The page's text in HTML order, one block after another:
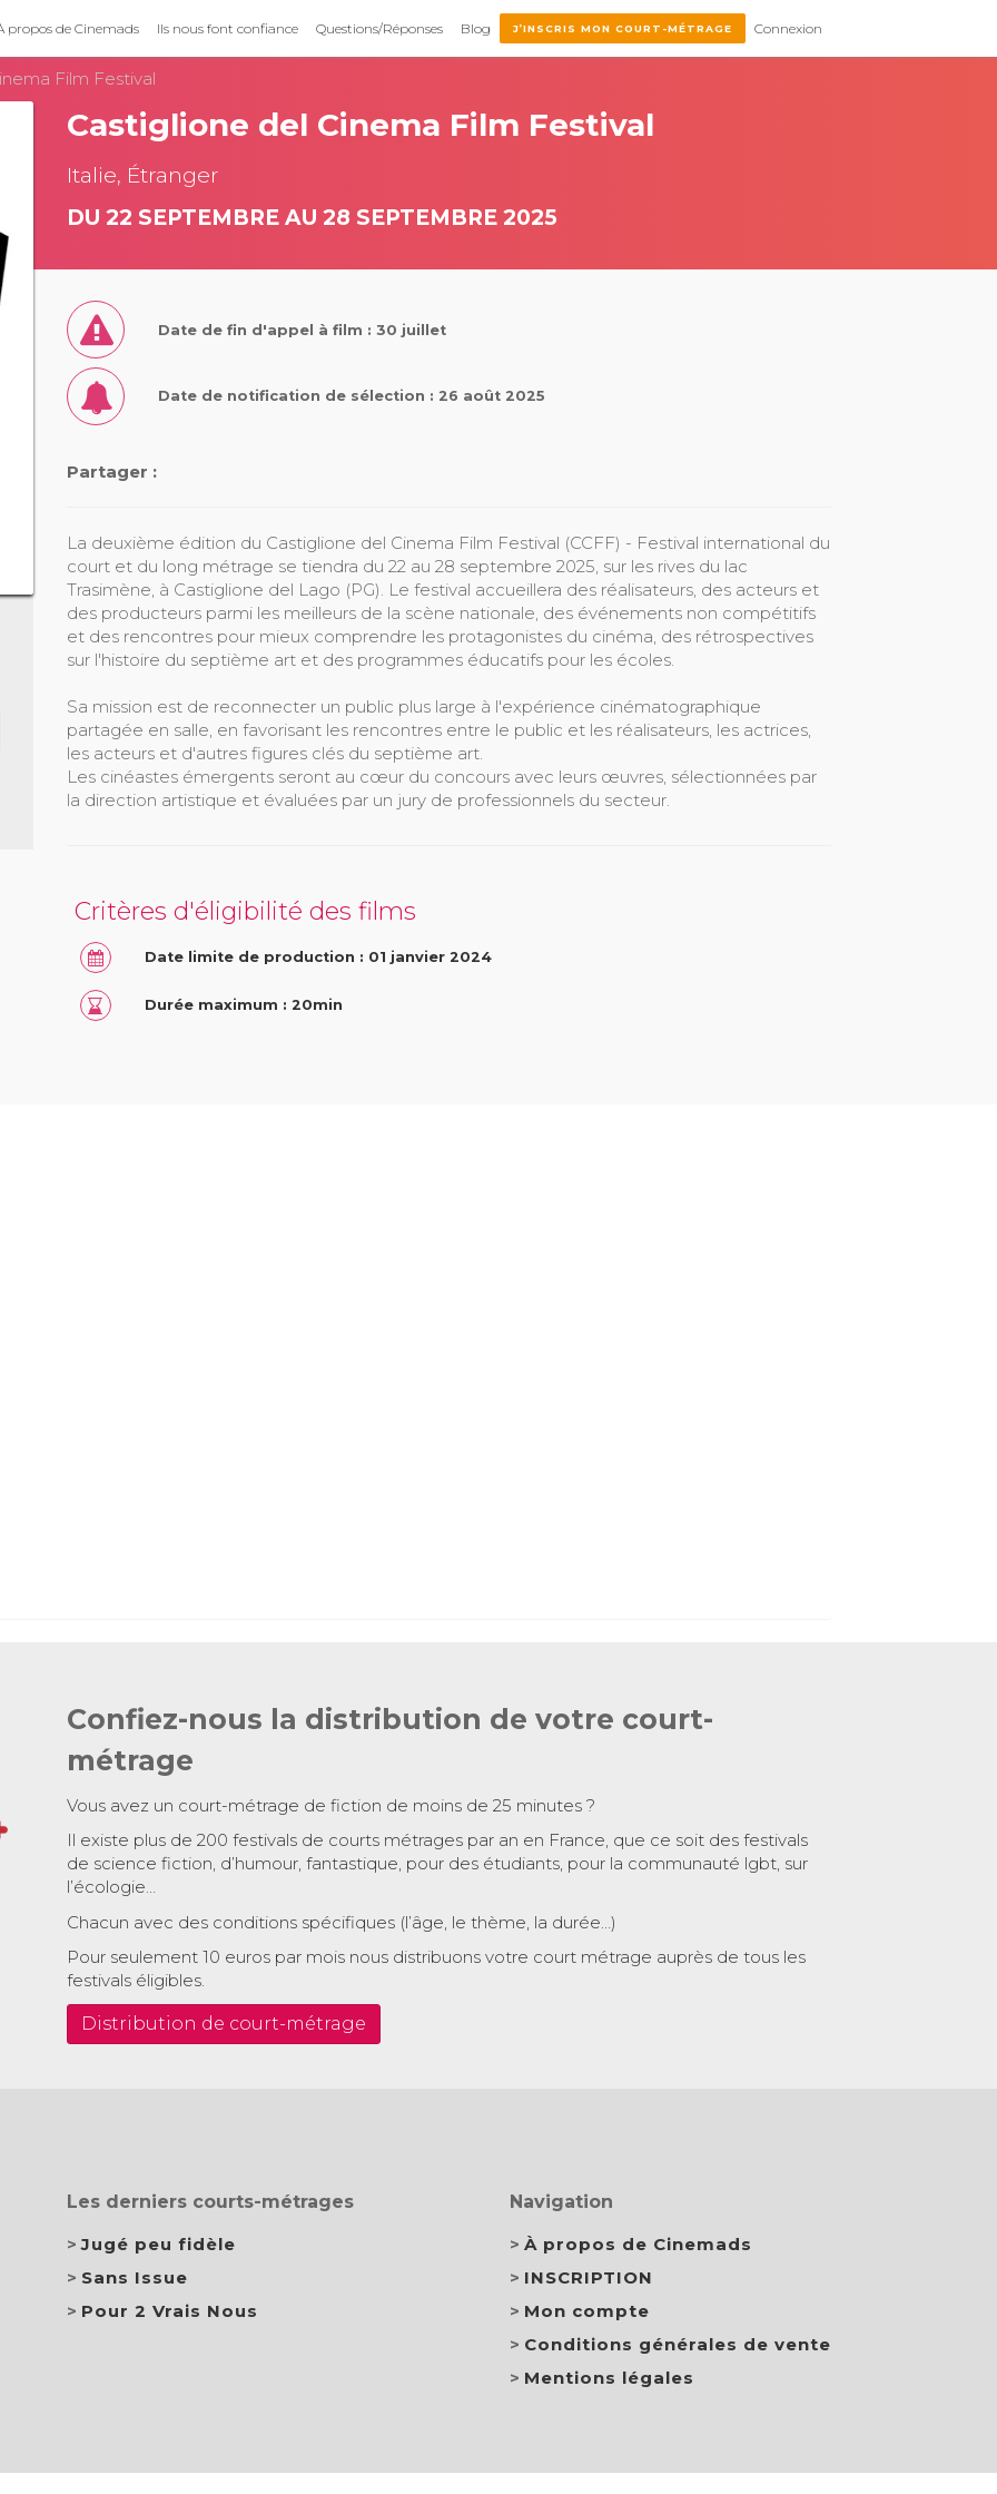
propos de Cinemads Ils nous font confiance Questions/Réponses Blog J’INSCRIS MON COURT-MÉTRAGE Connexion
Film Festival
Castiglione del Cinema Film Festival
Italie, Étranger
DU 22 SEPTEMBRE AU 28 SEPTEMBRE 2025
Date de fin d'appel à film : 30 juillet
Date de notification de sélection : 26 août 2025
Partager :
La deuxième édition du Castiglione del Cinema Film Festival (CCFF) - Festival international du
court et du long métrage se tiendra du 22 au 28 septembre 2025, sur les rives du lac
Trasimène, à Castiglione del Lago (PG). Le festival accueillera des réalisateurs, des acteurs et
des producteurs parmi les meilleurs de la scène nationale, des événements non compétitifs
et des rencontres pour mieux comprendre les protagonistes du cinéma, des rétrospectives
sur l'histoire du septième art et des programmes éducatifs pour les écoles.
Sa mission est de reconnecter un public plus large à l'expérience cinématographique
partagée en salle, en favorisant les rencontres entre le public et les réalisateurs, les actrices,
les acteurs et d'autres figures clés du septième art.
Les cinéastes émergents seront au cœur du concours avec leurs œuvres, sélectionnées par
la direction artistique et évaluées par un jury de professionnels du secteur.
Critères d'éligibilité des films
Date limite de production : 01 janvier 2024
Durée maximum : 20min
Confiez-nous la distribution de votre court-
métrage
Vous avez un court-métrage de fiction de moins de 25 minutes ?
Il existe plus de 200 festivals de courts métrages par an en France, que ce soit des festivals
de science fiction, d’humour, fantastique, pour des étudiants, pour la communauté lgbt, sur
l’écologie…
Chacun avec des conditions spécifiques (l’âge, le thème, la durée…)
Pour seulement 10 euros par mois nous distribuons votre court métrage auprès de tous les
festivals éligibles.
Distribution de court-métrage
Les derniers courts-métrages
Jugé peu fidèle
Sans Issue
Pour 2 Vrais Nous
Navigation
À propos de Cinemads
INSCRIPTION
Mon compte
Conditions générales de vente
Mentions légales